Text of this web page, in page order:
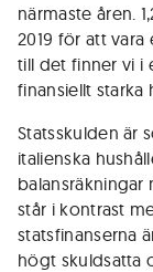
närmaste åren.
2019 för att
till det finner vi i
finansiellt starka
Statsskulden är
italienska
balansräkningar
står i kontrast
statsfinanserna
högt skuldsatta